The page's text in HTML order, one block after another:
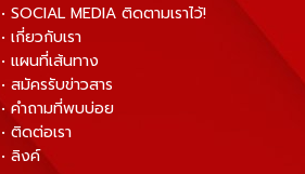
• SOCIAL MEDIA ติดตามเราไว้!
• เกี่ยวกับเรา
• แผนที่เส้นทาง
• สมัครรับข่าวสาร
• คำถามที่พบบ่อย
• ติดต่อเรา
• ลิงค์